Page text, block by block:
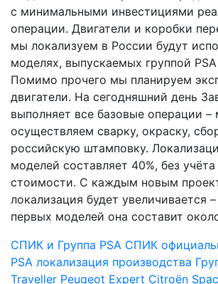
с минимальными инвестициями
операции. Двигатели и коробки
мы локализуем в России будут
моделях, выпускаемых группой PSA
Помимо прочего мы планируем
двигатели. На сегодняшний день
выполняет все базовые операции –
осуществляем сварку, окраску,
российскую штамповку.
моделей составляет 40%, без
стоимости. С каждым новым
локализация будет увеличивается
первых моделей она составит
СПИК и Группа PSA СПИК
PSA локализация производства
Traveller Peugeot Expert Citroёn